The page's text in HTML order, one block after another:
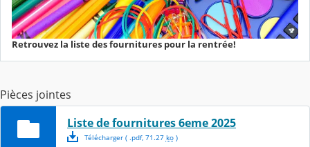
Retrouvez la liste des fournitures pour la rentrée!
Pièces jointes
Liste de fournitures 6eme 2025
Télécharger( .pdf, 71.27 ko)